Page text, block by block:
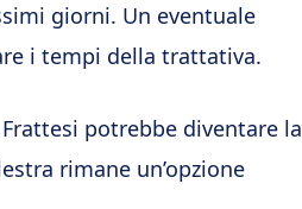
giorni. Un eventuale
i tempi della trattativa.
potrebbe diventare la
rimane un’opzione